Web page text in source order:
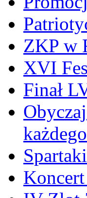
ZKP w
XVI
Finał